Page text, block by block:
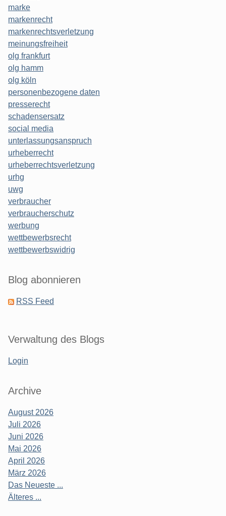
marke
markenrecht
markenrechtsverletzung
meinungsfreiheit
olg frankfurt
olg hamm
olg köln
personenbezogene daten
presserecht
schadensersatz
social media
unterlassungsanspruch
urheberrecht
urheberrechtsverletzung
urhg
uwg
verbraucher
verbraucherschutz
werbung
wettbewerbsrecht
wettbewerbswidrig
Blog abonnieren
RSS Feed
Verwaltung des Blogs
Login
Archive
August 2026
Juli 2026
Juni 2026
Mai 2026
April 2026
März 2026
Das Neueste ...
Älteres ...